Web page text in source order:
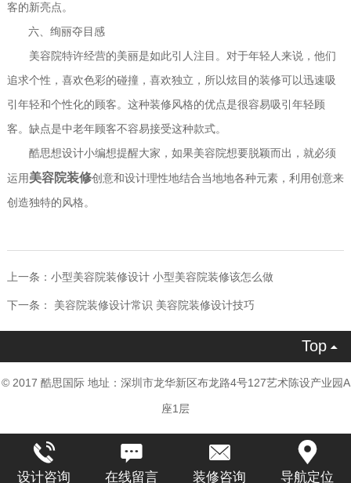
客的新亮点。
六、绚丽夺目感
美容院特许经营的美丽是如此引人注目。对于年轻人来说，他们
追求个性，喜欢色彩的碰撞，喜欢独立，所以炫目的装修可以迅速吸
引年轻和个性化的顾客。这种装修风格的优点是很容易吸引年轻顾
客。缺点是中老年顾客不容易接受这种款式。
酷思想设计小编想提醒大家，如果美容院想要脱颖而出，就必须
运用 美容院装修创意和设计理性地结合当地地各种元素，利用创意来
创造独特的风格。
上一条： 小型美容院装修设计 小型美容院装修该怎么做
下一条： 美容院装修设计常识 美容院装修设计技巧
Top
© 2017 酷思国际 地址：深圳市龙华新区布龙路4号127艺术陈设产业园A
座1层
设计咨询 在线留言 装修咨询 导航定位